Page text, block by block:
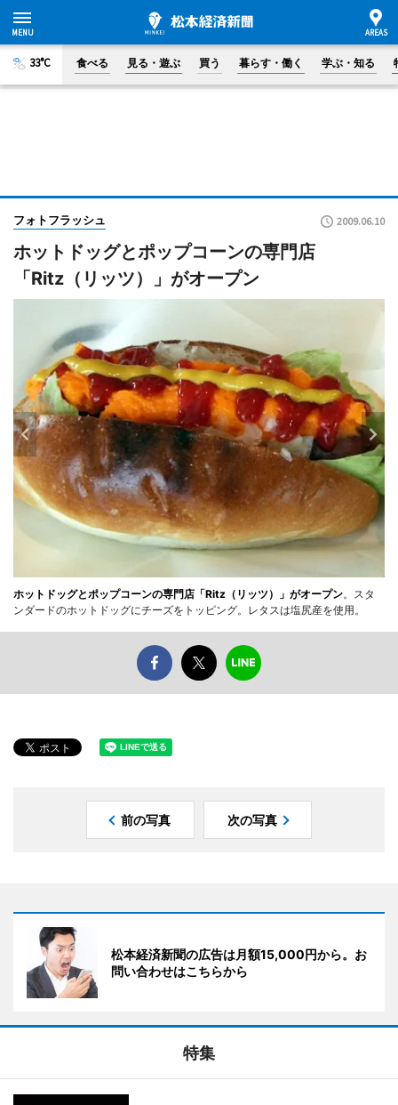
33°C 食べる 見る・遊ぶ 買う 暮らす・働く 学ぶ・知る
フォトフラッシュ 2009.06.10
ホットドッグとポップコーンの専門店
「Ritz（リッツ）」がオープン
ホットドッグとポップコーンの専門店「Ritz（リッツ）」がオープン。スタ
ンダードのホットドッグにチーズをトッピング。レタスは塩尻産を使用。
前の写真 次の写真
松本経済新聞の広告は月額15,000円から。お
問い合わせはこちらから
特集